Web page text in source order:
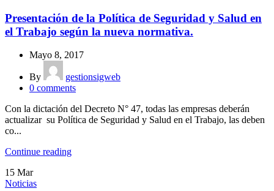
Presentación de la Política de Seguridad y Salud en
el Trabajo según la nueva normativa.
Mayo 8, 2017
By
gestionsigweb
0 comments
Con la dictación del Decreto N° 47, todas las empresas deberán
actualizar su Política de Seguridad y Salud en el Trabajo, las deben
co...
Continue reading
15 Mar
Noticias